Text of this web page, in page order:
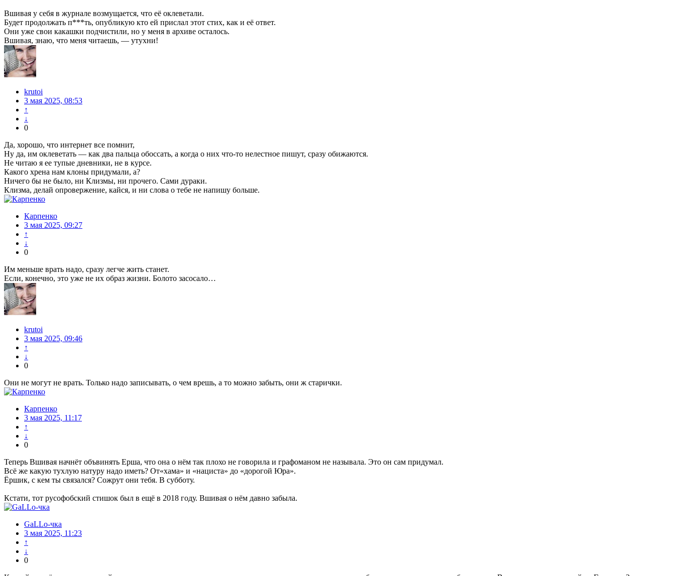
Вшивая у себя в журнале возмущается, что её оклеветали.
Будет продолжать п***ть, опубликую кто ей прислал этот стих, как и её ответ.
Они уже свои какашки подчистили, но у меня в архиве осталось.
Вшивая, знаю, что меня читаешь, — утухни!
krutoi
3 мая 2025, 08:53
↑
↓
0
Да, хорошо, что интернет все помнит,
Ну да, им оклеветать — как два пальца обоссать, а когда о них что-то нелестное пишут, сразу обижаются.
Не читаю я ее тупые дневники, не в курсе.
Какого хрена нам клоны придумали, а?
Ничего бы не было, ни Клизмы, ни прочего. Сами дураки.
Клизма, делай опровержение, кайся, и ни слова о тебе не напишу больше.
Карпенко
3 мая 2025, 09:27
↑
↓
0
Им меньше врать надо, сразу легче жить станет.
Если, конечно, это уже не их образ жизни. Болото засосало…
krutoi
3 мая 2025, 09:46
↑
↓
0
Они не могут не врать. Только надо записывать, о чем врешь, а то можно забыть, они ж старички.
Карпенко
3 мая 2025, 11:17
↑
↓
0
Теперь Вшивая начнёт объвинять Ерша, что она о нём так плохо не говорила и графоманом не называла. Это он сам придумал.
Всё же какую тухлую натуру надо иметь? От«хама» и «нациста» до «дорогой Юра».
Ёршик, с кем ты связался? Сожрут они тебя. В субботу.
Кстати, тот русофобский стишок был в ещё в 2018 году. Вшивая о нём давно забыла.
GaLLo-чка
3 мая 2025, 11:23
↑
↓
0